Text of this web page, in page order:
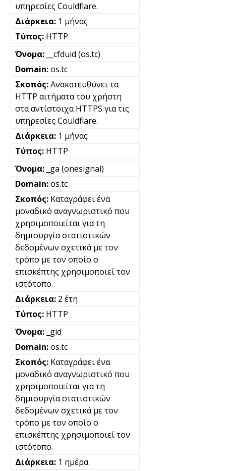
υπηρεσίες Couldflare.
1 μήνας
HTTP
__cfduid (os.tc)
os.tc
Ανακατευθύνει τα
HTTP αιτήματα του χρήστη
στα αντίστοιχα HTTPS για τις
υπηρεσίες Couldflare.
1 μήνας
HTTP
_ga (onesignal)
os.tc
Καταγράφει ένα
μοναδικό αναγνωριστικό που
χρησιμοποιείται για τη
δημιουργία στατιστικών
δεδομένων σχετικά με τον
τρόπο με τον οποίο ο
επισκέπτης χρησιμοποιεί τον
ιστότοπο.
2 έτη
HTTP
_gid
os.tc
Καταγράφει ένα
μοναδικό αναγνωριστικό που
χρησιμοποιείται για τη
δημιουργία στατιστικών
δεδομένων σχετικά με τον
τρόπο με τον οποίο ο
επισκέπτης χρησιμοποιεί τον
ιστότοπο.
1 ημέρα